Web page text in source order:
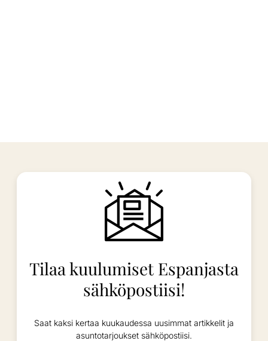
Tilaa kuulumiset Espanjasta
sähköpostiisi!
Saat kaksi kertaa kuukaudessa uusimmat artikkelit ja
asuntotarjoukset sähköpostiisi.